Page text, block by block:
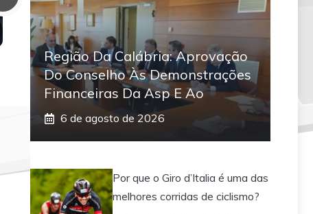
Região Da Calábria: Aprovação
Do Conselho Às Demonstrações
Financeiras Da Asp E Ao
6 de agosto de 2026
Por que o Giro d’Italia é uma das
melhores corridas de ciclismo?